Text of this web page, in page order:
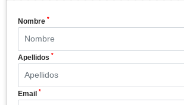
Nombre *
Apellidos *
Email *